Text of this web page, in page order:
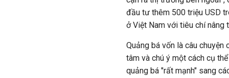
đầu tư thêm 500 triệu USD
ở Việt Nam với tiêu chí nâng
Quảng bá vốn là câu chuyện
tâm và chú ý một cách cụ
quảng bá "rất mạnh" sang